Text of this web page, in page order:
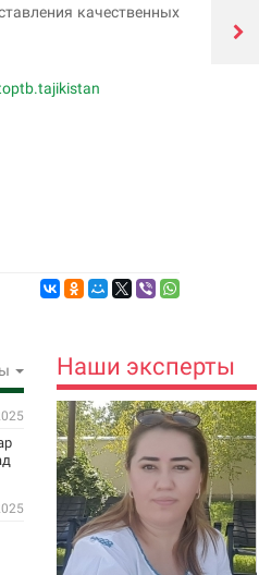
качественных
Наши эксперты